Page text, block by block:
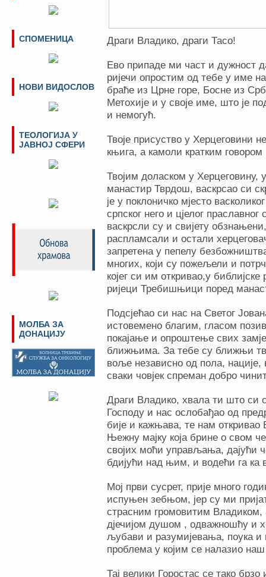
Драги Владико, драги Тасо!
Ево припаде ми част и дужност
ријечи опростим од тебе у име
браће из Црне горе, Босне из
Метохије и у своје име, што је
и немогућ.
Твоје присуство у Херцеговини
књига, а камоли кратким говором
Твојим доласком у
манастир Тврдош, васкрсао си
је у поклоничко мјесто
српског него и цјелог
васкрсли су и свијету
распламсали и остали
запретена у пепелу
многих, који су пожељели и
којег си им откривао,у
ријеци Требишњици поред
Подсјећао си нас на Светог
истовемено благим, гласом
покајање и опроштење свих
ближњима. За тебе су ближњи
воље независно од пола, нације,
сваки човјек спреман добро
Драги Владико, хвала ти што си
Господу и нас ослобађао од
бије и кажњава, те нам откривао
Њежну мајку која брине о свом
својих моћи управљања, дајући
бдијући над њим, и водећи га ка
Мој први сусрет, прије много
испуњен зебњом, јер су ми
страсним громовитим Владиком,
дјечијом душом , одважношћу и
љубави и разумијевања, поука и
проблема у којим се налазио
Тај велики Горостас се тако
СПОМЕНИЦА
НОВИ ВИДОСЛОВ
ТЕОЛОГИЈА У
ЈАВНОЈ СФЕРИ
МОЛБА ЗА
ДОНАЦИЈУ